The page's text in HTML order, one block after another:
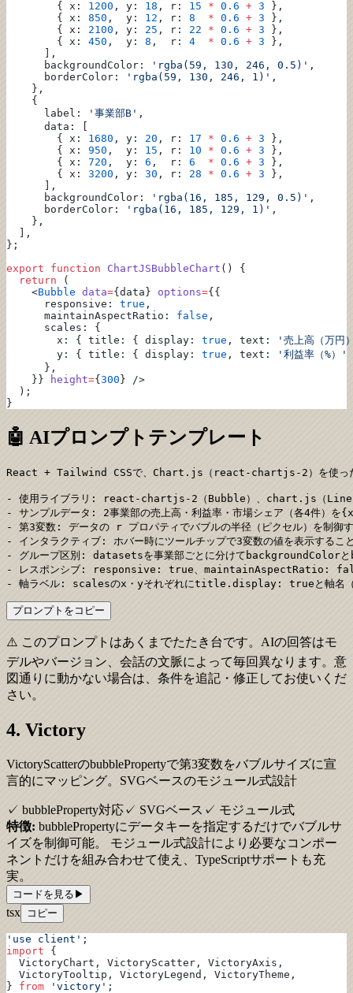
        { x:
1200 , y: 18 , r: 15 * 0.6 + 3 },
        { x:
850 ,  y: 12 , r: 8
  *
0.6 + 3 },
        { x:
2100 , y: 25 , r: 22 * 0.6 + 3 },
        { x:
450 ,  y: 8 ,  r: 4
  *
0.6 + 3 },
      ],
      backgroundColor:
'rgba(59, 130, 246, 0.5)' ,
      borderColor:
'rgba(59, 130, 246, 1)' ,
    },
    {
      label:
'事業部B' ,
      data: [
        { x:
1680 , y: 20 , r: 17 * 0.6 + 3 },
        { x:
950 ,  y: 15 , r: 10 * 0.6 + 3 },
        { x:
720 ,  y: 6 ,  r: 6
  *
0.6 + 3 },
        { x:
3200 , y: 30 , r: 28 * 0.6 + 3 },
      ],
      backgroundColor:
'rgba(16, 185, 129, 0.5)' ,
      borderColor:
'rgba(16, 185, 129, 1)' ,
    },
  ],
};
export function ChartJSBubbleChart () {
  return
(
    <
Bubble data={data} options={{
      responsive:
true ,
      maintainAspectRatio:
false ,
      scales: {
        x: { title: { display:
true , text:
'売上高（万円
        y: { title: { display:
true , text: '利益率（%）'
      },
    }}
height={ 300 } />
  );
}
🤖 AIプロンプトテンプレート
React + Tailwind CSSで、Chart.js（react-chartjs-2）を使ったバ
- 使用ライブラリ: react-chartjs-2（Bubble）、chart.js（
- サンプルデータ: 2事業部の売上高・利益率・市場シェア（各4件
- 第3変数: データの r プロパティでバブルの半径（ピクセル）を制御
- インタラクティブ: ホバー時にツールチップで3変数の値を表示するこ
- グループ区別: datasetsを事業部ごとに分けてbackgroundColorと
- レスポンシブ: responsive: true、maintainAspectRatio: false
- 軸ラベル: scalesのx・yそれぞれにtitle.display: trueと軸名（売
プロンプトをコピー
⚠️ このプロンプトはあくまでたたき台です。AIの回答はモ
デルやバージョン、会話の文脈によって毎回異なります。意
図通りに動かない場合は、条件を追記・修正してお使いくだ
さい。
4. Victory
VictoryScatterのbubblePropertyで第3変数をバブルサイズに宣
言的にマッピング。SVGベースのモジュール式設計
✓ bubbleProperty対応✓ SVGベース ✓ モジュール式
特徴: bubblePropertyにデータキーを指定するだけでバブルサ
イズを制御可能。 モジュール式設計により必要なコンポー
ネントだけを組み合わせて使え、TypeScriptサポートも充
実。
コードを見る ▶
tsx コピー
'use client' ;
import {
  VictoryChart, VictoryScatter, VictoryAxis,
  VictoryTooltip, VictoryLegend, VictoryTheme,
} from 'victory' ;